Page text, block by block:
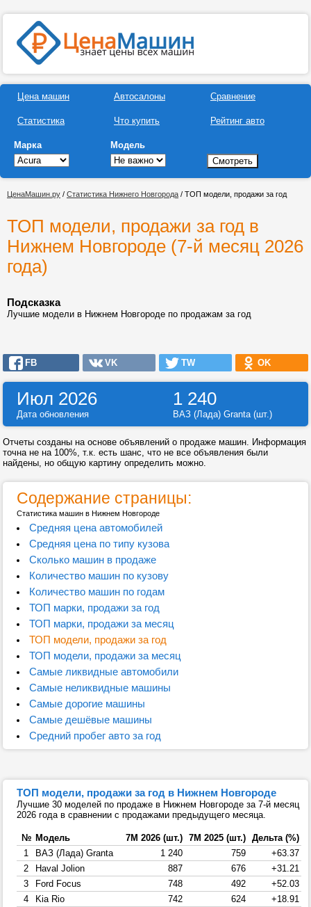
Цена машин
Статистика
Автосалоны
Что купить
Сравнение
Рейтинг авто
Марка Модель
ЦенаМашин.ру / Статистика Нижнего Новгорода / ТОП модели, продажи за год
ТОП модели, продажи за год в
Нижнем Новгороде (7-й месяц 2026
года)
Подсказка
Лучшие модели в Нижнем Новгороде по продажам за год
FB VK TW OK
Июл 2026 1 240
Дата обновления ВАЗ (Лада) Granta (шт.)
Отчеты созданы на основе объявлений о продаже машин. Информация
точна не на 100%, т.к. есть шанс, что не все объявления были
найдены, но общую картину определить можно.
Содержание страницы:
Статистика машин в Нижнем Новгороде
Средняя цена автомобилей
Средняя цена по типу кузова
Сколько машин в продаже
Количество машин по кузову
Количество машин по годам
ТОП марки, продажи за год
ТОП марки, продажи за месяц
ТОП модели, продажи за год
ТОП модели, продажи за месяц
Самые ликвидные автомобили
Самые неликвидные машины
Самые дорогие машины
Самые дешёвые машины
Средний пробег авто за год
ТОП модели, продажи за год в Нижнем Новгороде
Лучшие 30 моделей по продаже в Нижнем Новгороде за 7-й месяц
2026 года в сравнении с продажами предыдущего месяца.
№ Модель 7М 2026 (шт.) 7М 2025 (шт.) Дельта (%)
1
ВАЗ (Лада) Granta 1 240 759
+63.37
2
Haval Jolion 887 676
+31.21
3
Ford Focus 748 492
+52.03
4
Kia Rio 742 624
+18.91